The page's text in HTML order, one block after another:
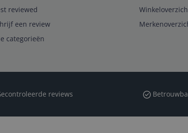
reviewed
een review
categorieën
reviews